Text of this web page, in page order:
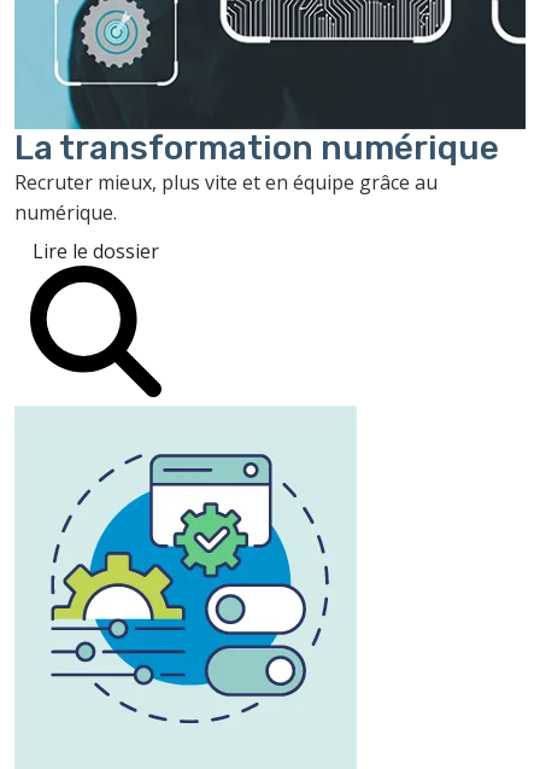
La transformation numérique
Recruter mieux, plus vite et en équipe grâce au
numérique.
Lire le dossier